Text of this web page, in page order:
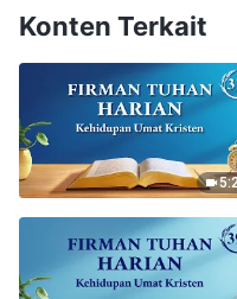
Konten Terkait